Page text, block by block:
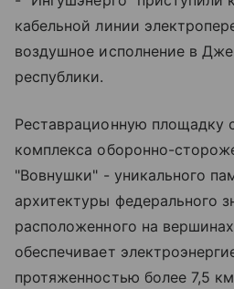
кабельной линии
воздушное исполнение в
республики.
Реставрационную площадку
комплекса оборонно-
"Вовнушки" - уникального
архитектуры федерального
расположенного на
обеспечивает
протяженностью более 7,5